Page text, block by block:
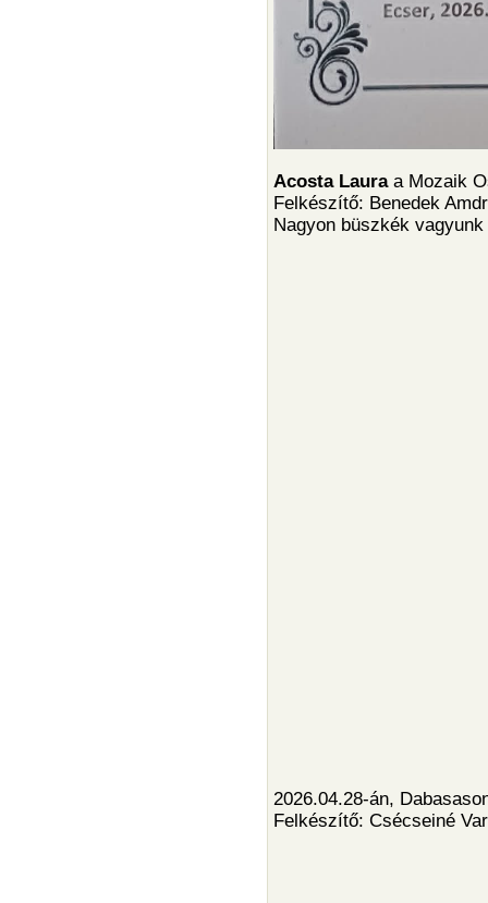
Acosta Laura a Mozaik
Felkészítő: Benedek
Nagyon büszkék vagyunk
2026.04.28-án,
Felkészítő: Csécseiné